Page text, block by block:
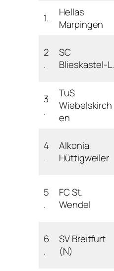
1.
Hellas
Marpingen
2
.
SC
Blieskastel-L.
3
.
TuS
Wiebelskirch
en
4
.
Alkonia
Hüttigweiler
5
.
FC St.
Wendel
6
.
SV Breitfurt
(N)